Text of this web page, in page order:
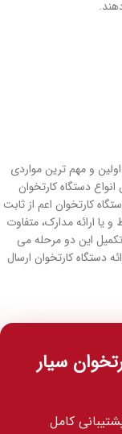
و مهم ترین مواردی
دستگاه کارتخوان
کارتخوان اعم از ثابت
یا ارائه مدارک، متفاوت
این دو مرحله می
دستگاه کارتخوان ارسال
سیار
کامل